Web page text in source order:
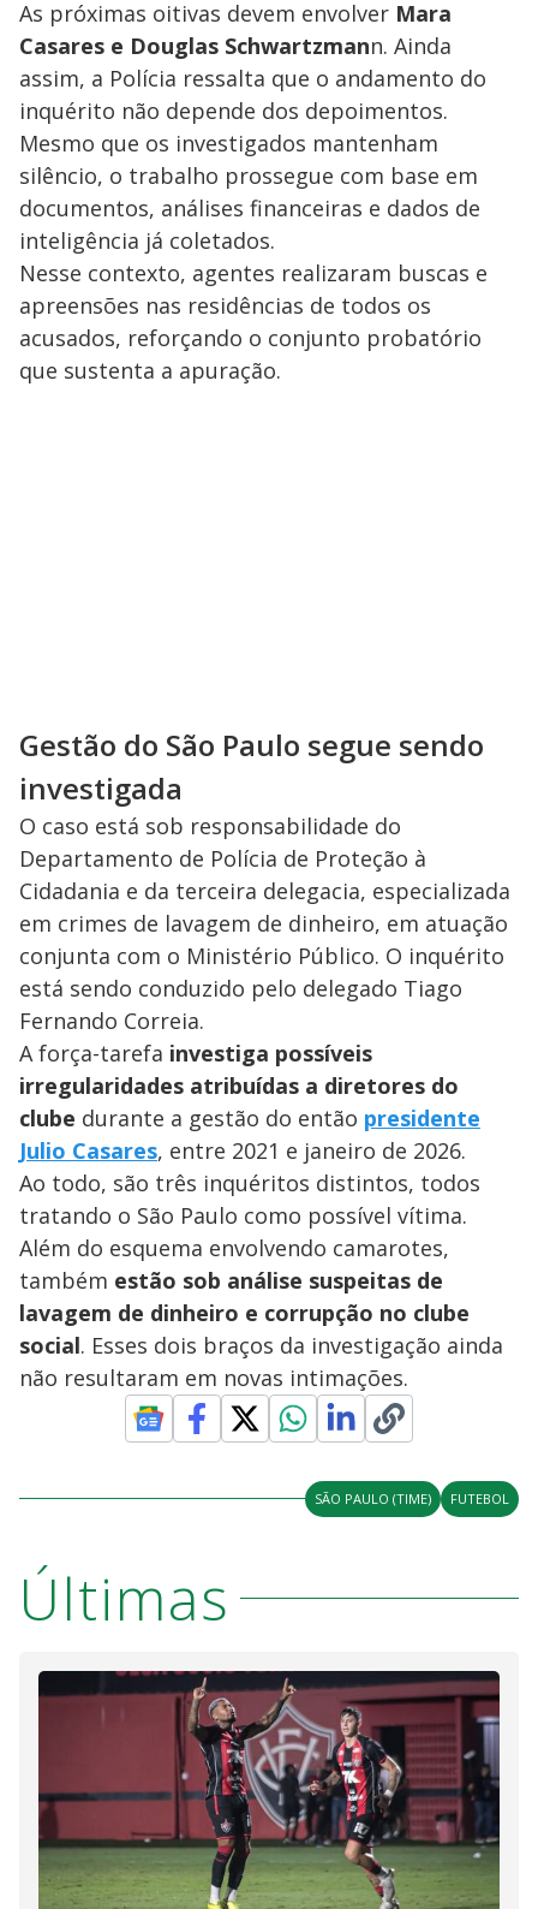
As próximas oitivas devem envolver Mara
Casares e Douglas Schwartzmann. Ainda
assim, a Polícia ressalta que o andamento do
inquérito não depende dos depoimentos.
Mesmo que os investigados mantenham
silêncio, o trabalho prossegue com base em
documentos, análises financeiras e dados de
inteligência já coletados.
Nesse contexto, agentes realizaram buscas e
apreensões nas residências de todos os
acusados, reforçando o conjunto probatório
que sustenta a apuração.
Gestão do São Paulo segue sendo
investigada
O caso está sob responsabilidade do
Departamento de Polícia de Proteção à
Cidadania e da terceira delegacia, especializada
em crimes de lavagem de dinheiro, em atuação
conjunta com o Ministério Público. O inquérito
está sendo conduzido pelo delegado Tiago
Fernando Correia.
A força-tarefa investiga possíveis
irregularidades atribuídas a diretores do
clube durante a gestão do então presidente
Julio Casares, entre 2021 e janeiro de 2026.
Ao todo, são três inquéritos distintos, todos
tratando o São Paulo como possível vítima.
Além do esquema envolvendo camarotes,
também estão sob análise suspeitas de
lavagem de dinheiro e corrupção no clube
social. Esses dois braços da investigação ainda
não resultaram em novas intimações.
SÃO PAULO (TIME) FUTEBOL
Últimas